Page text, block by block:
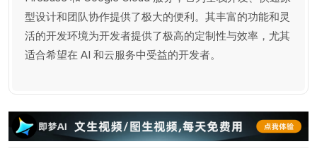
型设计和团队协作提供了极大的便利。其丰富的功能和灵
活的开发环境为开发者提供了极高的定制性与效率，尤其
适合希望在 AI 和云服务中受益的开发者。